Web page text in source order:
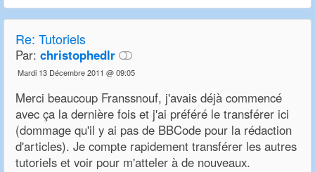
Re: Tutoriels
Par: christophedlr
Mardi 13 Décembre 2011 @ 09:05
Merci beaucoup Franssnouf, j'avais déjà commencé
avec ça la dernière fois et j'ai préféré le transférer ici
(dommage qu'il y ai pas de BBCode pour la rédaction
d'articles). Je compte rapidement transférer les autres
tutoriels et voir pour m'atteler à de nouveaux.